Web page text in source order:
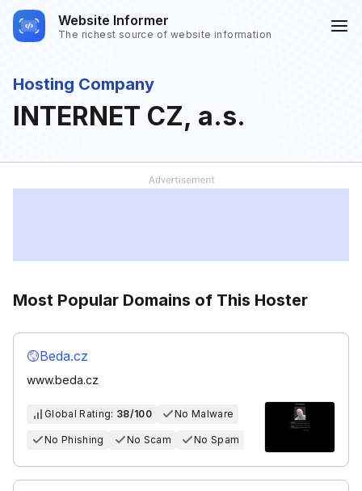
Website Informer
The richest source of website information
Hosting Company
INTERNET CZ, a.s.
Most Popular Domains of This Hoster
Beda.cz
www.beda.cz
Global Rating: 38/100 No Malware
No Phishing No Scam No Spam